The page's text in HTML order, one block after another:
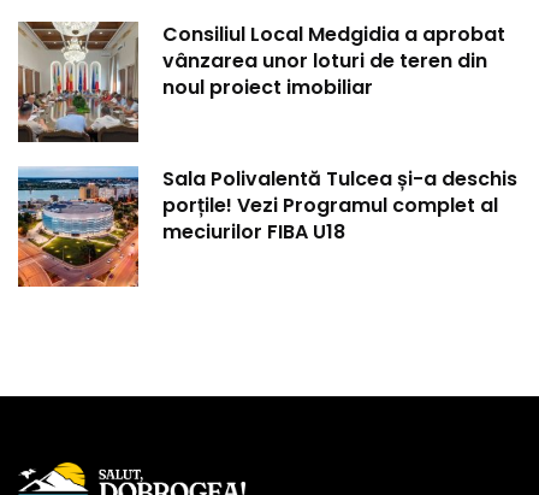
Consiliul Local Medgidia a aprobat
vânzarea unor loturi de teren din
noul proiect imobiliar
Sala Polivalentă Tulcea și-a deschis
porțile! Vezi Programul complet al
meciurilor FIBA U18